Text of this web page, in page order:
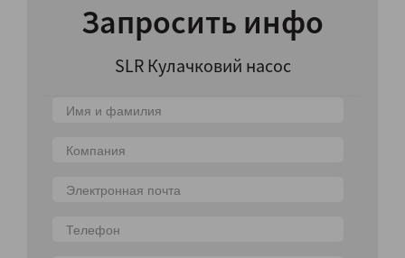
Запросить инфо
SLR Кулачковий насос